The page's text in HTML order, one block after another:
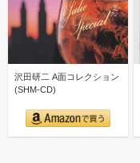
沢田研二 A面コレクション
(SHM-CD)